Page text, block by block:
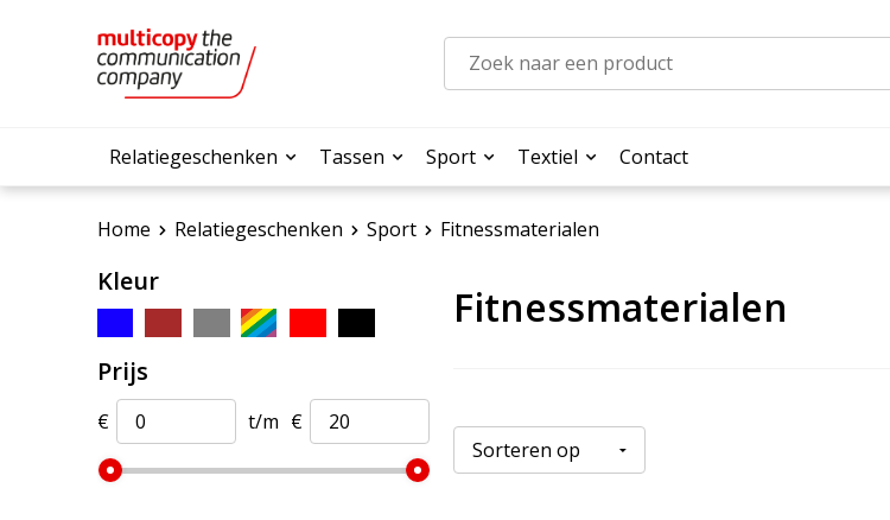
Relatiegeschenken Tassen Sport Textiel Contact
Home Relatiegeschenken Sport Fitnessmaterialen
Kleur
Prijs
€ t/m €
Fitnessmaterialen